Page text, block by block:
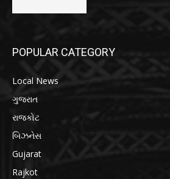
POPULAR CATEGORY
Local News
ગુજરાત
રાજકોટ
બિઝનેસ
Gujarat
Rajkot